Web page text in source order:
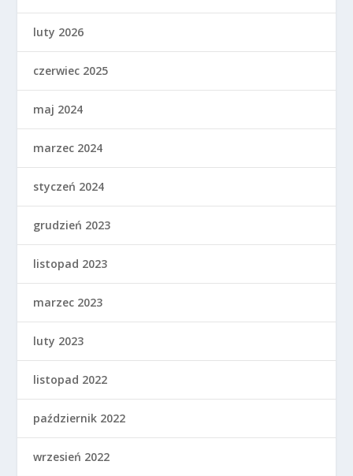
luty 2026
czerwiec 2025
maj 2024
marzec 2024
styczeń 2024
grudzień 2023
listopad 2023
marzec 2023
luty 2023
listopad 2022
październik 2022
wrzesień 2022